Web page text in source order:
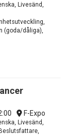
Livesänd,
(goda/dåliga),
F-Expo
Livesänd,